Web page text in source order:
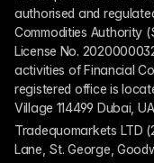
authorised and
Commodities Authority
License No.
activities of Financial
registered office is
Village 114499 Dubai,
Tradequomarkets LTD
Lane, St. George,